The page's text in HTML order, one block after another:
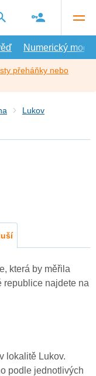
Numerický model
přeháňky nebo
Lukov
která by měřila
republice najdete na
lokalitě Lukov.
podle jednotlivých